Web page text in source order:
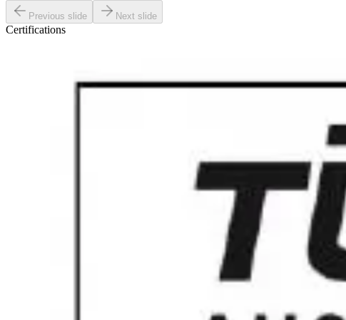
Previous slide Next slide
Certifications